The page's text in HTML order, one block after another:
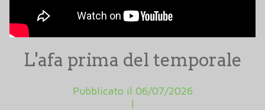
L'afa prima del temporale
Pubblicato il 06/07/2026
|